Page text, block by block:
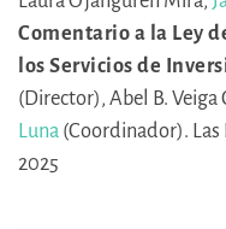
Comentario a la Ley
los Servicios de
(Director), Abel B.
Luna (Coordinador).
2025